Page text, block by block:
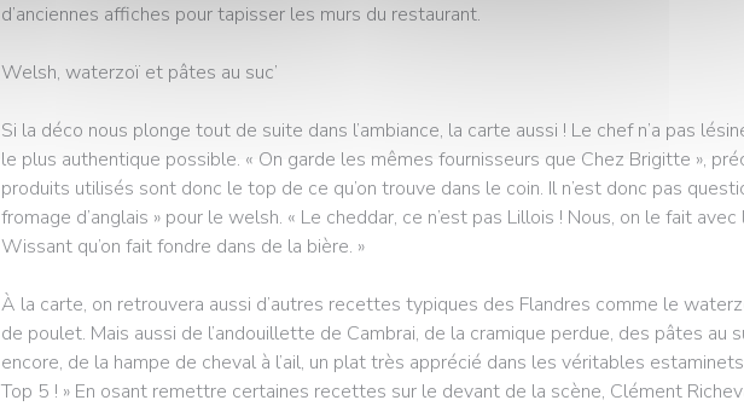
d’anciennes affiches pour tapisser les murs du restaurant.
Welsh, waterzoï et pâtes au suc’
Si la déco nous plonge tout de suite dans l’ambiance, la carte aussi ! Le chef n’a pas
le plus authentique possible. « On garde les mêmes fournisseurs que Chez Brigitte »,
produits utilisés sont donc le top de ce qu’on trouve dans le coin. Il n’est donc pas
fromage d’anglais » pour le welsh. « Le cheddar, ce n’est pas Lillois ! Nous, on le fait
Wissant qu’on fait fondre dans de la bière. »
À la carte, on retrouvera aussi d’autres recettes typiques des Flandres comme le
de poulet. Mais aussi de l’andouillette de Cambrai, de la cramique perdue, des pâtes au
encore, de la hampe de cheval à l’ail, un plat très apprécié dans les véritables
Top 5 ! » En osant remettre certaines recettes sur le devant de la scène, Clément